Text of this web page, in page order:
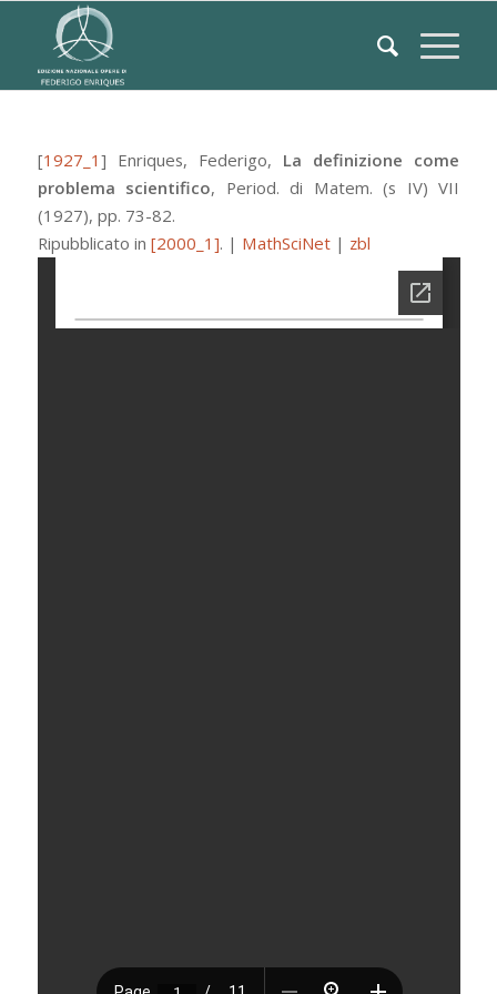
[1927_1 ] Enriques, Federigo, La definizione come
problema scientifico, Period. di Matem. (s IV) VII
(1927), pp. 73-82.
Ripubblicato in [2000_1]. | MathSciNet| zbl